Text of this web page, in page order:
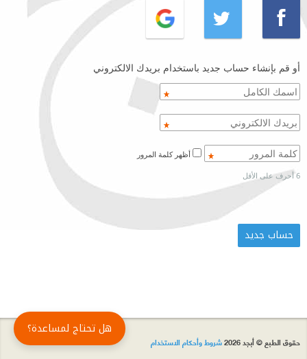
أو قم بإنشاء حساب جديد باستخدام بريدك الالكتروني
6 أحرف على الأقل
حقوق الطبع © أبجد 2026 شروط وأحكام الاستخدام
هل تحتاج لمساعدة؟